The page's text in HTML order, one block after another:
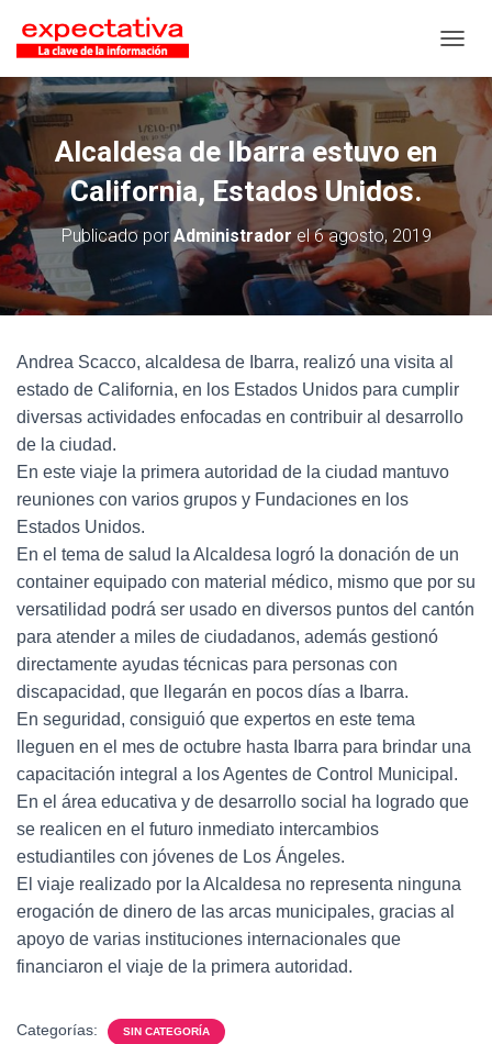
Alcaldesa de Ibarra estuvo en
California, Estados Unidos.
Publicado porAdministradorel6 agosto, 2019
Andrea Scacco, alcaldesa de Ibarra, realizó una visita al
estado de California, en los Estados Unidos para cumplir
diversas actividades enfocadas en contribuir al desarrollo
de la ciudad.
En este viaje la primera autoridad de la ciudad mantuvo
reuniones con varios grupos y Fundaciones en los
Estados Unidos.
En el tema de salud la Alcaldesa logró la donación de un
container equipado con material médico, mismo que por su
versatilidad podrá ser usado en diversos puntos del cantón
para atender a miles de ciudadanos, además gestionó
directamente ayudas técnicas para personas con
discapacidad, que llegarán en pocos días a Ibarra.
En seguridad, consiguió que expertos en este tema
lleguen en el mes de octubre hasta Ibarra para brindar una
capacitación integral a los Agentes de Control Municipal.
En el área educativa y de desarrollo social ha logrado que
se realicen en el futuro inmediato intercambios
estudiantiles con jóvenes de Los Ángeles.
El viaje realizado por la Alcaldesa no representa ninguna
erogación de dinero de las arcas municipales, gracias al
apoyo de varias instituciones internacionales que
financiaron el viaje de la primera autoridad.
Categorías: SIN CATEGORÍA